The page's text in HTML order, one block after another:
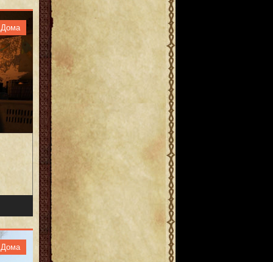
Дома
Дома